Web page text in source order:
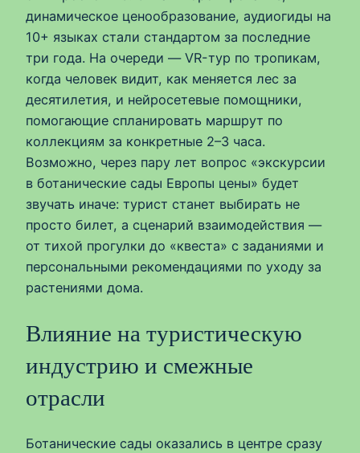
динамическое ценообразование, аудиогиды на
10+ языках стали стандартом за последние
три года. На очереди — VR-тур по тропикам,
когда человек видит, как меняется лес за
десятилетия, и нейросетевые помощники,
помогающие спланировать маршрут по
коллекциям за конкретные 2–3 часа.
Возможно, через пару лет вопрос «экскурсии
в ботанические сады Европы цены» будет
звучать иначе: турист станет выбирать не
просто билет, а сценарий взаимодействия —
от тихой прогулки до «квеста» с заданиями и
персональными рекомендациями по уходу за
растениями дома.
Влияние на туристическую
индустрию и смежные
отрасли
Ботанические сады оказались в центре сразу